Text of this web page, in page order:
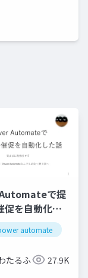
で提
促を自動化し
automate
たるふ 27.9K